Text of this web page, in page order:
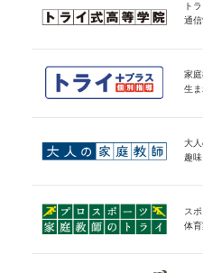
ト
通
家
生
大
趣
ス
体